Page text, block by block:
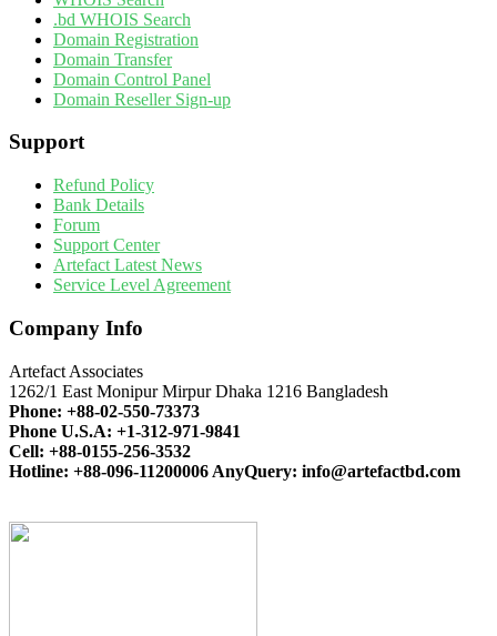
.bd WHOIS Search
Domain Registration
Domain Transfer
Domain Control Panel
Domain Reseller Sign-up
Support
Refund Policy
Bank Details
Forum
Support Center
Artefact Latest News
Service Level Agreement
Company Info
Artefact Associates
1262/1 East Monipur Mirpur Dhaka 1216 Bangladesh
Phone: +88-02-550-73373
Phone U.S.A: +1-312-971-9841
Cell: +88-0155-256-3532
Hotline: +88-096-11200006 AnyQuery: info@artefactbd.com